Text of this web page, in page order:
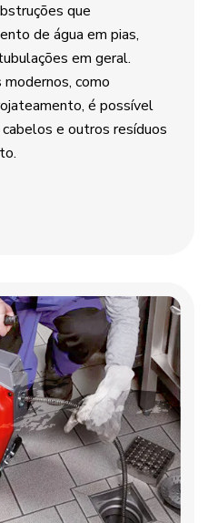
que
de água em pias,
em geral.
como
é possível
e outros resíduos